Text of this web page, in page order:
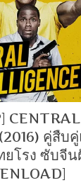
CENTRAL
คู่สืบ
ยโรง ซับจี